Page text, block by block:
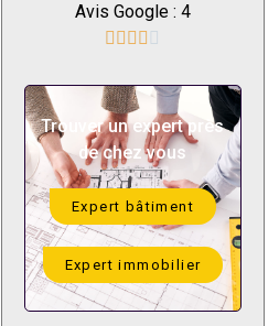
Avis Google : 4
    
Trouver un expert près
de chez vous
Expert bâtiment
Expert immobilier